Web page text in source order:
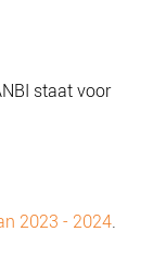
staat voor
2023 - 2024.